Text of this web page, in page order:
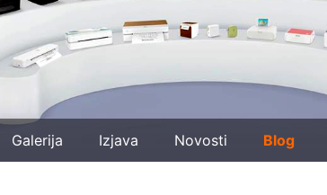
Galerija Izjava Novosti Blog